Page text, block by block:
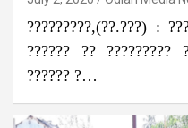
?????????,(??.???) :
?????? ?? ?????????
?????? ?…